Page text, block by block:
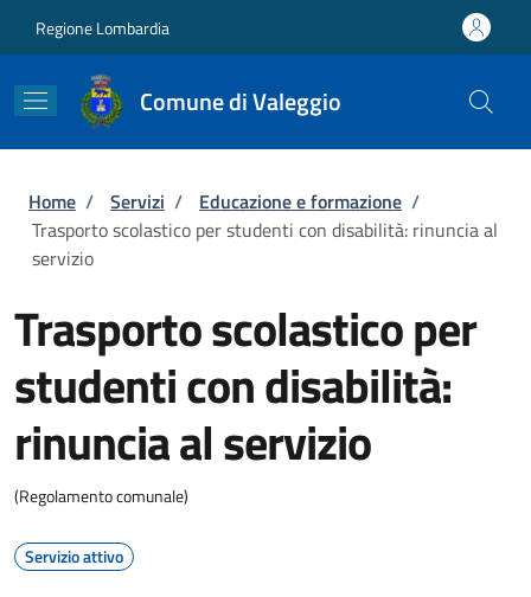
Regione Lombardia
Comune di Valeggio
Briciole di pane
Home / Servizi / Educazione e formazione /
Trasporto scolastico per studenti con disabilità: rinuncia al
servizio
Trasporto scolastico per
studenti con disabilità:
rinuncia al servizio
(Regolamento comunale)
Servizio attivo